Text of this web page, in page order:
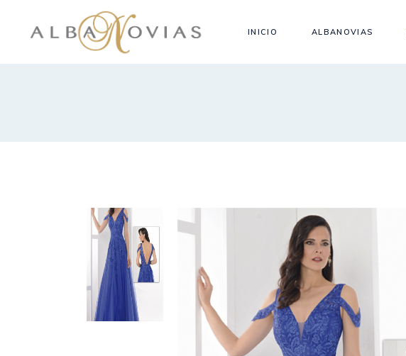
INICIO ALBANOVIAS